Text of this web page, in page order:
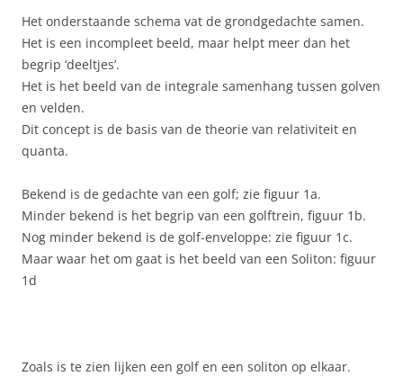
Het onderstaande schema vat de grondgedachte samen.
Het is een incompleet beeld, maar helpt meer dan het
begrip ‘deeltjes’.
Het is het beeld van de integrale samenhang tussen golven
en velden.
Dit concept is de basis van de theorie van relativiteit en
quanta.
Bekend is de gedachte van een golf; zie figuur 1a.
Minder bekend is het begrip van een golftrein, figuur 1b.
Nog minder bekend is de golf-enveloppe: zie figuur 1c.
Maar waar het om gaat is het beeld van een Soliton: figuur
1d
Zoals is te zien lijken een golf en een soliton op elkaar.